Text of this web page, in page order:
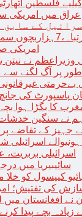
فلسطین
عراق میں امریکی
کے سابق
امریکی
وزیراعظم نے نیتن
طور پر آگ لگنے سے
پاسپورٹ کی جانچ
کا بگڑا ہوا
نے سنگین
اسرائیلی
اسرائیلی بربریت،
سائیبیریا میں درجہ
بائیو کیپسول کو
کی تفتیش؛
نے افغانستان میں
بچے پیدا